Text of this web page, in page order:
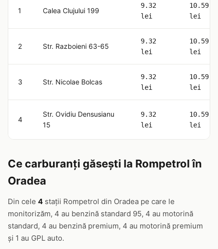
1 Calea Clujului 199
9.32
lei
10.59
lei
2 Str. Razboieni 63-65
9.32
lei
10.59
lei
3 Str. Nicolae Bolcas
9.32
lei
10.59
lei
4
Str. Ovidiu Densusianu
15
9.32
lei
10.59
lei
Ce carburanți găsești la Rompetrol în
Oradea
Din cele 4 stații Rompetrol din Oradea pe care le
monitorizăm, 4 au benzină standard 95, 4 au motorină
standard, 4 au benzină premium, 4 au motorină premium
și 1 au GPL auto.